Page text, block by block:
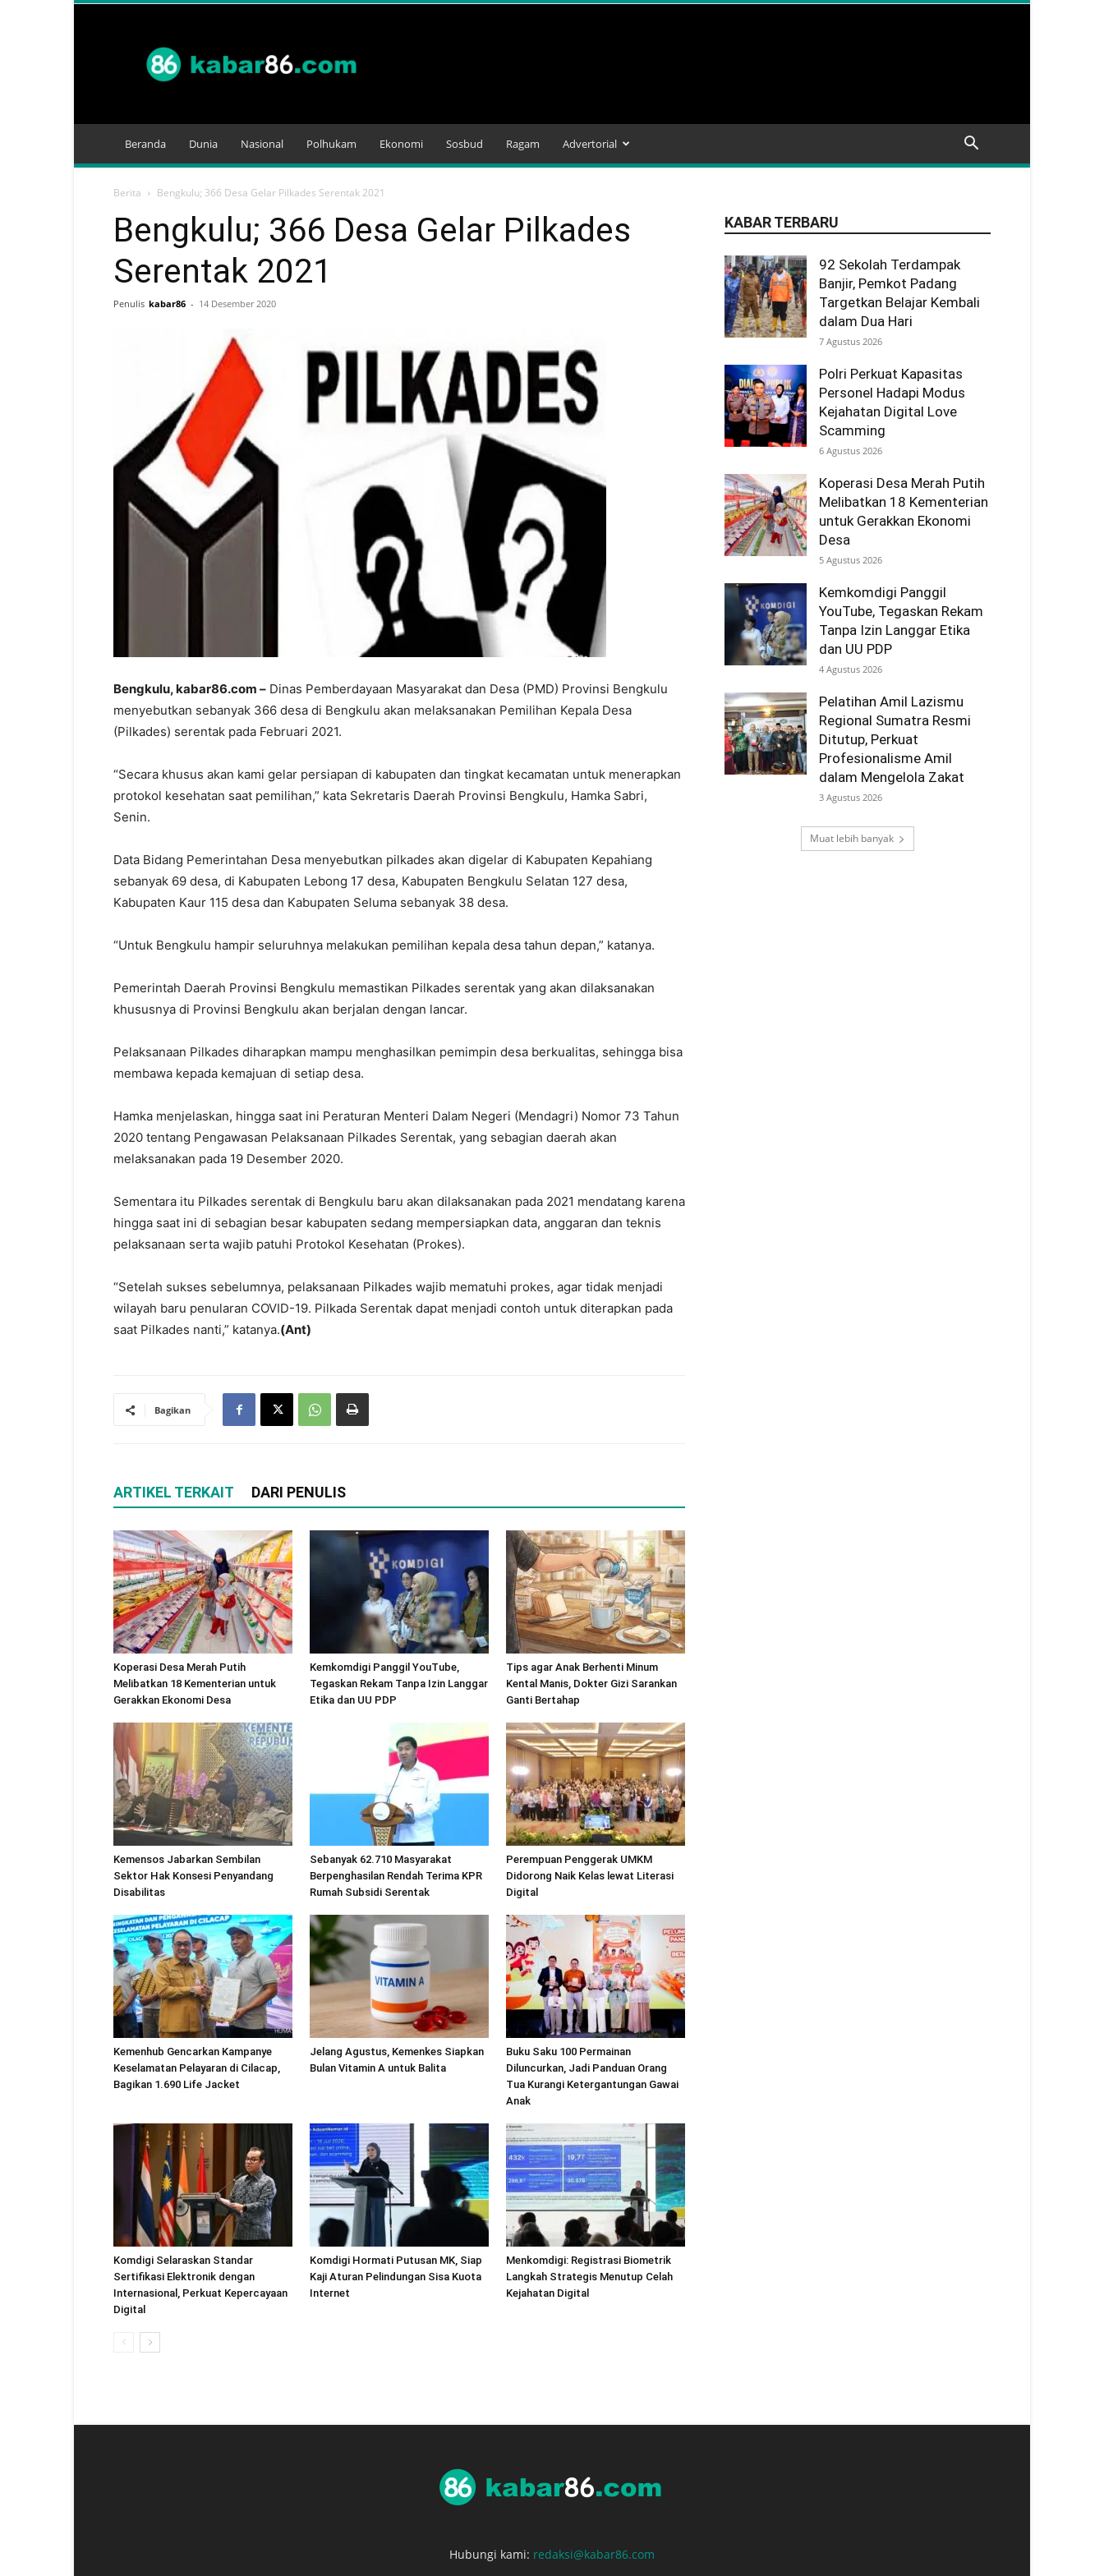
Beranda Dunia Nasional Polhukam Ekonomi Sosbud Ragam Advertorial
Berita Bengkulu; 366 Desa Gelar Pilkades Serentak 2021
Bengkulu; 366 Desa Gelar Pilkades
Serentak 2021
Penulis kabar86 - 14 Desember 2020
Bengkulu, kabar86.com – Dinas Pemberdayaan Masyarakat dan Desa (PMD) Provinsi Bengkulu
menyebutkan sebanyak 366 desa di Bengkulu akan melaksanakan Pemilihan Kepala Desa
(Pilkades) serentak pada Februari 2021.
“Secara khusus akan kami gelar persiapan di kabupaten dan tingkat kecamatan untuk menerapkan
protokol kesehatan saat pemilihan,” kata Sekretaris Daerah Provinsi Bengkulu, Hamka Sabri,
Senin.
Data Bidang Pemerintahan Desa menyebutkan pilkades akan digelar di Kabupaten Kepahiang
sebanyak 69 desa, di Kabupaten Lebong 17 desa, Kabupaten Bengkulu Selatan 127 desa,
Kabupaten Kaur 115 desa dan Kabupaten Seluma sebanyak 38 desa.
“Untuk Bengkulu hampir seluruhnya melakukan pemilihan kepala desa tahun depan,” katanya.
Pemerintah Daerah Provinsi Bengkulu memastikan Pilkades serentak yang akan dilaksanakan
khususnya di Provinsi Bengkulu akan berjalan dengan lancar.
Pelaksanaan Pilkades diharapkan mampu menghasilkan pemimpin desa berkualitas, sehingga bisa
membawa kepada kemajuan di setiap desa.
Hamka menjelaskan, hingga saat ini Peraturan Menteri Dalam Negeri (Mendagri) Nomor 73 Tahun
2020 tentang Pengawasan Pelaksanaan Pilkades Serentak, yang sebagian daerah akan
melaksanakan pada 19 Desember 2020.
Sementara itu Pilkades serentak di Bengkulu baru akan dilaksanakan pada 2021 mendatang karena
hingga saat ini di sebagian besar kabupaten sedang mempersiapkan data, anggaran dan teknis
pelaksanaan serta wajib patuhi Protokol Kesehatan (Prokes).
“Setelah sukses sebelumnya, pelaksanaan Pilkades wajib mematuhi prokes, agar tidak menjadi
wilayah baru penularan COVID-19. Pilkada Serentak dapat menjadi contoh untuk diterapkan pada
saat Pilkades nanti,” katanya.(Ant)
Bagikan
ARTIKEL TERKAIT DARI PENULIS
Koperasi Desa Merah Putih
Melibatkan 18 Kementerian untuk
Gerakkan Ekonomi Desa
Kemkomdigi Panggil YouTube,
Tegaskan Rekam Tanpa Izin Langgar
Etika dan UU PDP
Tips agar Anak Berhenti Minum
Kental Manis, Dokter Gizi Sarankan
Ganti Bertahap
Kemensos Jabarkan Sembilan
Sektor Hak Konsesi Penyandang
Disabilitas
Sebanyak 62.710 Masyarakat
Berpenghasilan Rendah Terima KPR
Rumah Subsidi Serentak
Perempuan Penggerak UMKM
Didorong Naik Kelas lewat Literasi
Digital
Kemenhub Gencarkan Kampanye
Keselamatan Pelayaran di Cilacap,
Bagikan 1.690 Life Jacket
Jelang Agustus, Kemenkes Siapkan
Bulan Vitamin A untuk Balita
Buku Saku 100 Permainan
Diluncurkan, Jadi Panduan Orang
Tua Kurangi Ketergantungan Gawai
Anak
Komdigi Selaraskan Standar
Sertifikasi Elektronik dengan
Internasional, Perkuat Kepercayaan
Digital
Komdigi Hormati Putusan MK, Siap
Kaji Aturan Pelindungan Sisa Kuota
Internet
Menkomdigi: Registrasi Biometrik
Langkah Strategis Menutup Celah
Kejahatan Digital
KABAR TERBARU
92 Sekolah Terdampak
Banjir, Pemkot Padang
Targetkan Belajar Kembali
dalam Dua Hari
7 Agustus 2026
Polri Perkuat Kapasitas
Personel Hadapi Modus
Kejahatan Digital Love
Scamming
6 Agustus 2026
Koperasi Desa Merah Putih
Melibatkan 18 Kementerian
untuk Gerakkan Ekonomi
Desa
5 Agustus 2026
Kemkomdigi Panggil
YouTube, Tegaskan Rekam
Tanpa Izin Langgar Etika
dan UU PDP
4 Agustus 2026
Pelatihan Amil Lazismu
Regional Sumatra Resmi
Ditutup, Perkuat
Profesionalisme Amil
dalam Mengelola Zakat
3 Agustus 2026
Muat lebih banyak
Hubungi kami: redaksi@kabar86.com